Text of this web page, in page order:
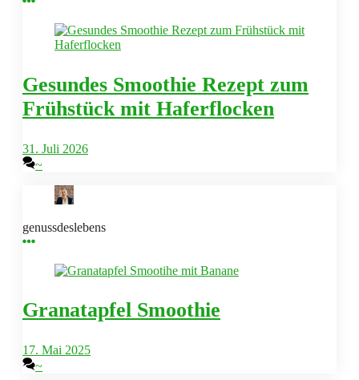
Gesundes Smoothie Rezept zum
Frühstück mit Haferflocken
31. Juli 2026
~
genussdeslebens
Granatapfel Smoothie
17. Mai 2025
~